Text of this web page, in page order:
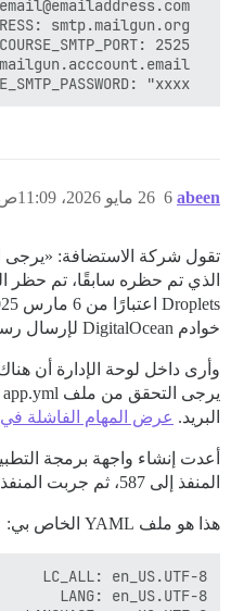
abeen 26 مايو 2026، 11:09ص 6
خوادم DigitalOcean لإرسال رسائل البريد الإلكتروني المزعجة.»
البريد. عرض المهام الفاشلة في Sidekiq
المنفذ إلى 587، ثم جربت المنفذ 2525. لكن لا شيء يعمل معي.
هذا هو ملف YAML الخاص بي: